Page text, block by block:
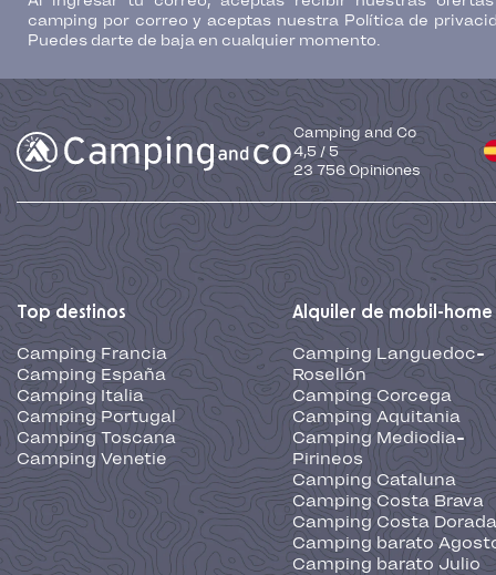
camping por correo y aceptas nuestra Política de
Puedes darte de baja en cualquier momento.
Camping and Co
4,5 / 5
23 756 Opiniones
Top destinos
Camping Francia
Camping España
Camping Italia
Camping Portugal
Camping Toscana
Camping Venetie
Alquiler de mobil-home
Camping Languedoc-
Rosellón
Camping Corcega
Camping Aquitania
Camping Mediodia-
Pirineos
Camping Cataluna
Camping Costa Brava
Camping Costa Dorada
Camping barato
Camping barato Julio